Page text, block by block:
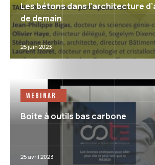
Les bétons dans l’architecture
de demain
25 juin 2023
Webinar
Boite à outils bas carbone
25 avril 2023